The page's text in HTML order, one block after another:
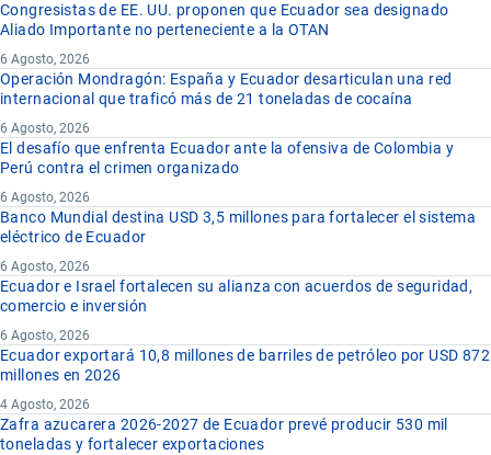
Congresistas de EE. UU. proponen que Ecuador sea designado
Aliado Importante no perteneciente a la OTAN
6 Agosto, 2026
Operación Mondragón: España y Ecuador desarticulan una red
internacional que traficó más de 21 toneladas de cocaína
6 Agosto, 2026
El desafío que enfrenta Ecuador ante la ofensiva de Colombia y
Perú contra el crimen organizado
6 Agosto, 2026
Banco Mundial destina USD 3,5 millones para fortalecer el sistema
eléctrico de Ecuador
6 Agosto, 2026
Ecuador e Israel fortalecen su alianza con acuerdos de seguridad,
comercio e inversión
6 Agosto, 2026
Ecuador exportará 10,8 millones de barriles de petróleo por USD 872
millones en 2026
4 Agosto, 2026
Zafra azucarera 2026-2027 de Ecuador prevé producir 530 mil
toneladas y fortalecer exportaciones